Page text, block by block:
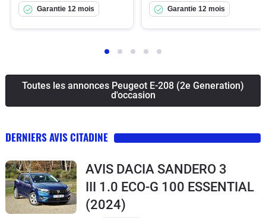
Garantie 12 mois Garantie 12 mois
Toutes les annonces Peugeot E-208 (2e Generation)
d'occasion
DERNIERS AVIS CITADINE
AVIS DACIA SANDERO 3
III 1.0 ECO-G 100 ESSENTIAL
(2024)